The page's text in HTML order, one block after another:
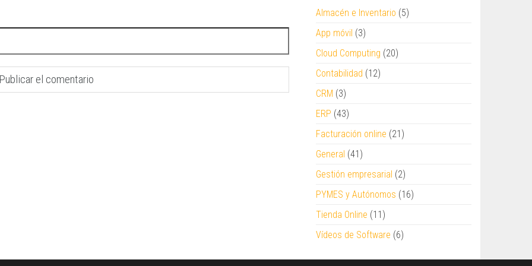
Almacén e Inventario (5)
App móvil (3)
Cloud Computing (20)
Contabilidad (12)
CRM (3)
ERP (43)
Facturación online (21)
General (41)
Gestión empresarial (2)
PYMES y Autónomos (16)
Tienda Online (11)
Vídeos de Software (6)